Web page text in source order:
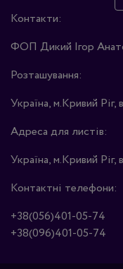
Контакти:
ФОП Дикий Ігор
Розташування:
Україна, м.Кривий
Адреса для листів:
Україна, м.Кривий
Контактні телефони:
+38(056)401-05-74
+38(096)401-05-74